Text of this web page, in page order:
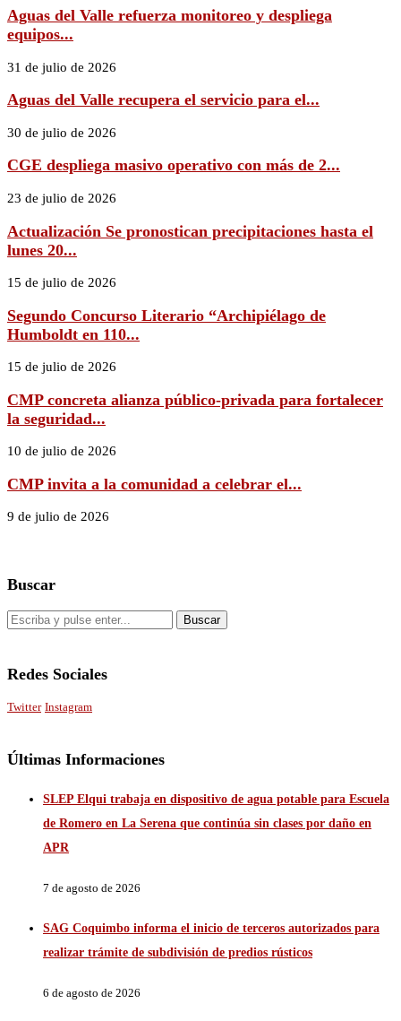
Aguas del Valle refuerza monitoreo y despliega
equipos...
31 de julio de 2026
Aguas del Valle recupera el servicio para el...
30 de julio de 2026
CGE despliega masivo operativo con más de 2...
23 de julio de 2026
Actualización Se pronostican precipitaciones hasta el
lunes 20...
15 de julio de 2026
Segundo Concurso Literario “Archipiélago de
Humboldt en 110...
15 de julio de 2026
CMP concreta alianza público-privada para fortalecer
la seguridad...
10 de julio de 2026
CMP invita a la comunidad a celebrar el...
9 de julio de 2026
Buscar
Redes Sociales
Twitter Instagram
Últimas Informaciones
SLEP Elqui trabaja en dispositivo de agua potable para Escuela
de Romero en La Serena que continúa sin clases por daño en
APR
7 de agosto de 2026
SAG Coquimbo informa el inicio de terceros autorizados para
realizar trámite de subdivisión de predios rústicos
6 de agosto de 2026